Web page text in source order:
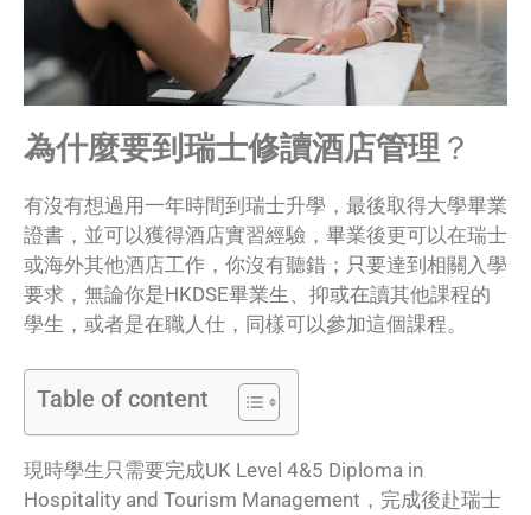
為什麼要到瑞士修讀酒店管理 ？
有沒有想過用一年時間到瑞士升學，最後取得大學畢業
證書，並可以獲得酒店實習經驗，畢業後更可以在瑞士
或海外其他酒店工作，你沒有聽錯；只要達到相關入學
要求，無論你是HKDSE畢業生、抑或在讀其他課程的
學生，或者是在職人仕，同樣可以參加這個課程。
Table of content
現時學生只需要完成UK Level 4&5 Diploma in
Hospitality and Tourism Management，完成後赴瑞士